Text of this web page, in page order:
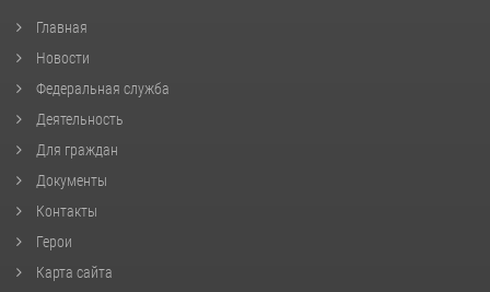
Главная
Новости
Федеральная служба
Деятельность
Для граждан
Документы
Контакты
Герои
Карта сайта